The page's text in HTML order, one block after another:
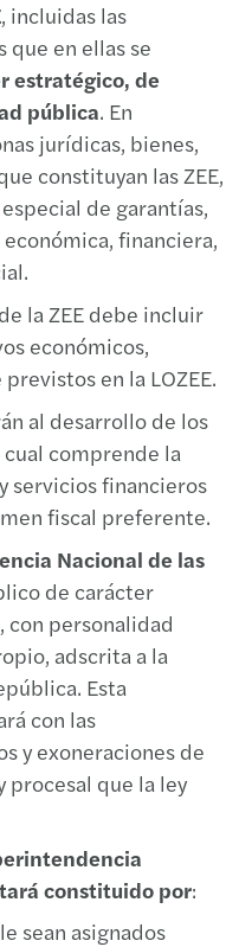
, incluidas las
que en ellas se
estratégico, de
pública. En
jurídicas, bienes,
constituyan las ZEE,
de garantías,
financiera,
la ZEE debe incluir
económicos,
en la LOZEE.
al desarrollo de los
comprende la
servicios financieros
fiscal preferente.
Nacional de las
de carácter
con personalidad
adscrita a la
Esta
con las
y exoneraciones de
que la ley
constituido por:
sean asignados